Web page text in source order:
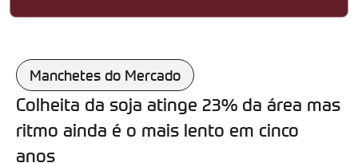
Manchetes do Mercado
Colheita da soja atinge 23% da área mas
ritmo ainda é o mais lento em cinco
anos